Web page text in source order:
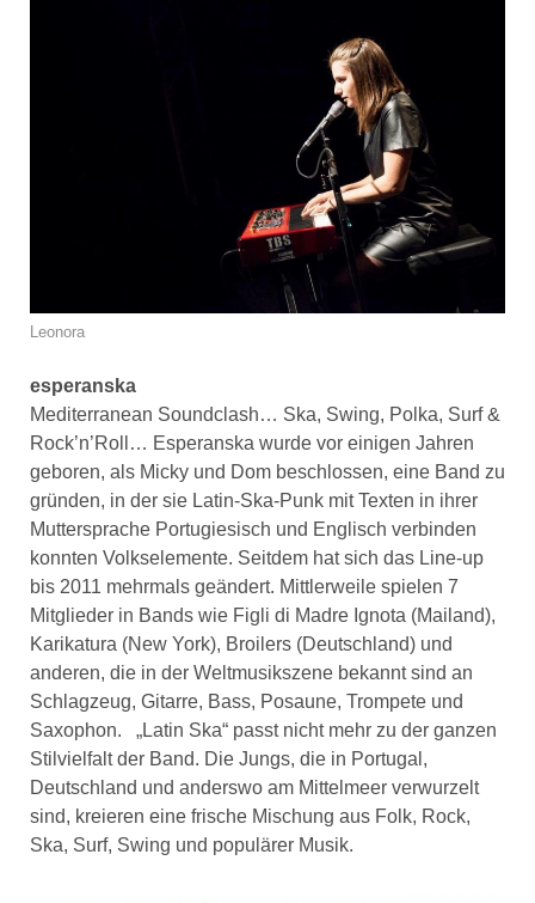
Leonora
esperanska
Mediterranean Soundclash… Ska, Swing, Polka, Surf &
Rock’n’Roll… Esperanska wurde vor einigen Jahren
geboren, als Micky und Dom beschlossen, eine Band zu
gründen, in der sie Latin-Ska-Punk mit Texten in ihrer
Muttersprache Portugiesisch und Englisch verbinden
konnten Volkselemente. Seitdem hat sich das Line-up
bis 2011 mehrmals geändert. Mittlerweile spielen 7
Mitglieder in Bands wie Figli di Madre Ignota (Mailand),
Karikatura (New York), Broilers (Deutschland) und
anderen, die in der Weltmusikszene bekannt sind an
Schlagzeug, Gitarre, Bass, Posaune, Trompete und
Saxophon. „Latin Ska“ passt nicht mehr zu der ganzen
Stilvielfalt der Band. Die Jungs, die in Portugal,
Deutschland und anderswo am Mittelmeer verwurzelt
sind, kreieren eine frische Mischung aus Folk, Rock,
Ska, Surf, Swing und populärer Musik.